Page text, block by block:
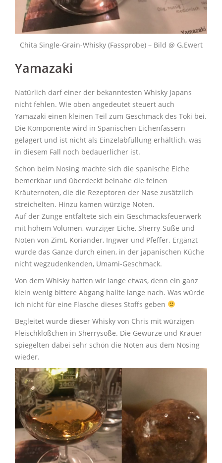
Chita Single-Grain-Whisky (Fassprobe) – Bild @ G.Ewert
Yamazaki
Natürlich darf einer der bekanntesten Whisky Japans
nicht fehlen. Wie oben angedeutet steuert auch
Yamazaki einen kleinen Teil zum Geschmack des Toki bei.
Die Komponente wird in Spanischen Eichenfässern
gelagert und ist nicht als Einzelabfüllung erhältlich, was
in diesem Fall noch bedauerlicher ist.
Schon beim Nosing machte sich die spanische Eiche
bemerkbar und überdeckt beinahe die feinen
Kräuternoten, die die Rezeptoren der Nase zusätzlich
streichelten. Hinzu kamen würzige Noten.
Auf der Zunge entfaltete sich ein Geschmacksfeuerwerk
mit hohem Volumen, würziger Eiche, Sherry-Süße und
Noten von Zimt, Koriander, Ingwer und Pfeffer. Ergänzt
wurde das Ganze durch einen, in der japanischen Küche
nicht wegzudenkenden, Umami-Geschmack.
Von dem Whisky hatten wir lange etwas, denn ein ganz
klein wenig bittere Abgang hallte lange nach. Was würde
ich nicht für eine Flasche dieses Stoffs geben
Begleitet wurde dieser Whisky von Chris mit würzigen
Fleischklößchen in Sherrysoße. Die Gewürze und Kräuer
spiegelten dabei sehr schön die Noten aus dem Nosing
wieder.